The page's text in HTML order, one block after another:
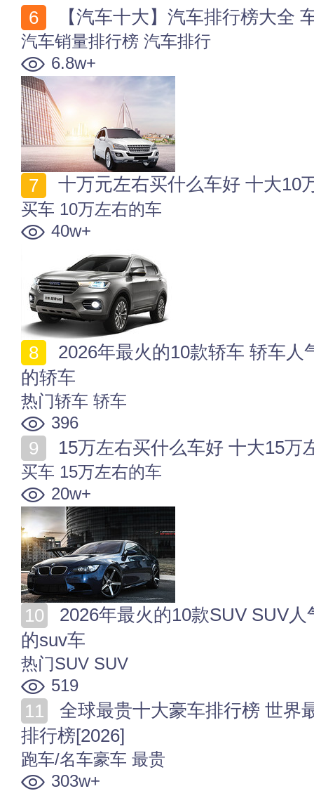
【汽车十大】汽车排行榜大全
汽车销量排行榜 汽车排行
6.8w+
十万元左右买什么车好 十大10
买车 10万左右的车
40w+
的轿车
热门轿车 轿车
396
15万左右买什么车好 十大15万
买车 15万左右的车
20w+
的suv车
热门SUV SUV
519
排行榜[2026]
跑车/名车豪车 最贵
303w+